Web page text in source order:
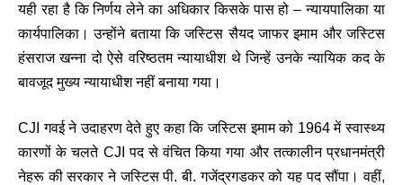
यही रहा है कि निर्णय लेने का अधिकार किसके पास हो – न्यायपालिका या
कार्यपालिका। उन्होंने बताया कि जस्टिस सैयद जाफर इमाम और जस्टिस
हंसराज खन्ना दो ऐसे वरिष्ठतम न्यायाधीश थे जिन्हें उनके न्यायिक कद के
बावजूद मुख्य न्यायाधीश नहीं बनाया गया।
CJI गवई ने उदाहरण देते हुए कहा कि जस्टिस इमाम को 1964 में स्वास्थ्य
कारणों के चलते CJI पद से वंचित किया गया और तत्कालीन प्रधानमंत्री
नेहरू की सरकार ने जस्टिस पी. बी. गजेंद्रगडकर को यह पद सौंपा। वहीं,